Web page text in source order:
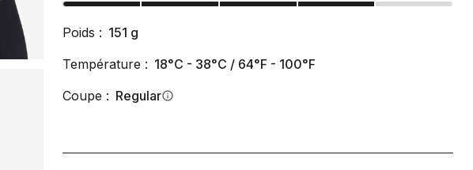
Poids : 151 g
Température : 18°C - 38°C / 64°F - 100°F
Coupe : Regularinfo